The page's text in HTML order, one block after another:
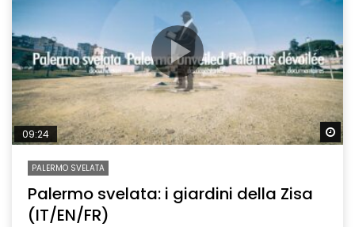
09:24
PALERMO SVELATA
Palermo svelata: i giardini della Zisa
(IT/EN/FR)